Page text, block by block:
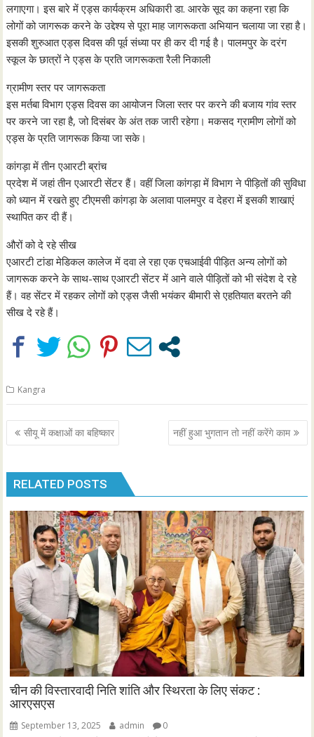
लगाएगा। इस बारे में एड्स कार्यक्रम अधिकारी डा. आरके सूद का कहना रहा कि
लोगों को जागरूक करने के उद्देश्य से पूरा माह जागरूकता अभियान चलाया जा रहा है।
इसकी शुरुआत एड्स दिवस की पूर्व संध्या पर ही कर दी गई है। पालमपुर के दरंग
स्कूल के छात्रों ने एड्स के प्रति जागरूकता रैली निकाली
ग्रामीण स्तर पर जागरूकता
इस मर्तबा विभाग एड्स दिवस का आयोजन जिला स्तर पर करने की बजाय गांव स्तर
पर करने जा रहा है, जो दिसंबर के अंत तक जारी रहेगा। मकसद ग्रामीण लोगों को
एड्स के प्रति जागरूक किया जा सके।
कांगड़ा में तीन एआरटी ब्रांच
प्रदेश में जहां तीन एआरटी सेंटर हैं। वहीं जिला कांगड़ा में विभाग ने पीड़ितों की सुविधा
को ध्यान में रखते हुए टीएमसी कांगड़ा के अलावा पालमपुर व देहरा में इसकी शाखाएं
स्थापित कर दी हैं।
औरों को दे रहे सीख
एआरटी टांडा मेडिकल कालेज में दवा ले रहा एक एचआईवी पीड़ित अन्य लोगों को
जागरूक करने के साथ-साथ एआरटी सेंटर में आने वाले पीड़ितों को भी संदेश दे रहे
हैं। वह सेंटर में रहकर लोगों को एड्स जैसी भयंकर बीमारी से एहतियात बरतने की
सीख दे रहे हैं।
Kangra
Post
navigation
सीयू में कक्षाओं का बहिष्कार नहीं हुआ भुगतान तो नहीं करेंगे काम
RELATED POSTS
चीन की विस्तारवादी निति शांति और स्थिरता के लिए संकट :
आरएसएस
September 13, 2025 admin 0